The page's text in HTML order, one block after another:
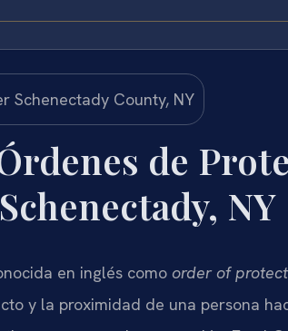
de
NY
en inglés como order of
y la proximidad de una persona